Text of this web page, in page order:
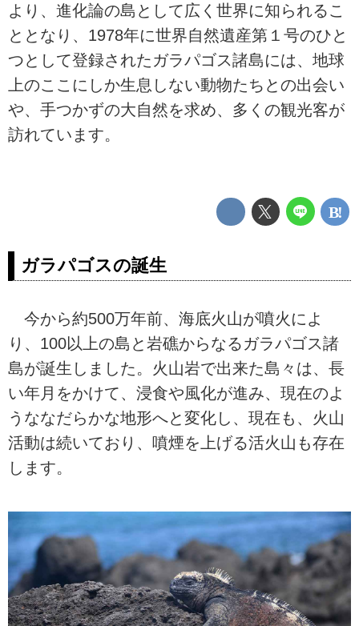
より、進化論の島として広く世界に知られるこ
ととなり、1978年に世界自然遺産第１号のひと
つとして登録されたガラパゴス諸島には、地球
上のここにしか生息しない動物たちとの出会い
や、手つかずの大自然を求め、多くの観光客が
訪れています。
ガラパゴスの誕生
今から約500万年前、海底火山が噴火によ
り、100以上の島と岩礁からなるガラパゴス諸
島が誕生しました。火山岩で出来た島々は、長
い年月をかけて、浸食や風化が進み、現在のよ
うななだらかな地形へと変化し、現在も、火山
活動は続いており、噴煙を上げる活火山も存在
します。